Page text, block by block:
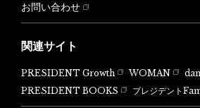
お問い合わせ
関連サイト
PRESIDENT Growth WOMAN
PRESIDENT BOOKS
プレジデント